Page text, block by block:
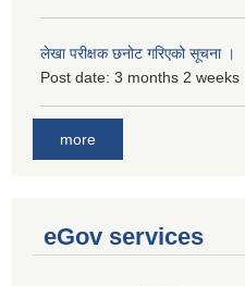
लेखा परीक्षक छनोट गरिएको सूचना ।
Post date: 3 months 2 weeks
more
eGov services